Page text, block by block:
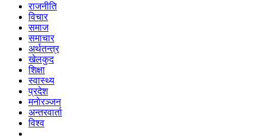
राजनीति
विचार
समाज
समाचार
अर्थतन्त्र
खेलकुद
शिक्षा
स्वास्थ्य
प्रदेश
मनाेरञ्जन
अन्तरवार्ता
विश्व